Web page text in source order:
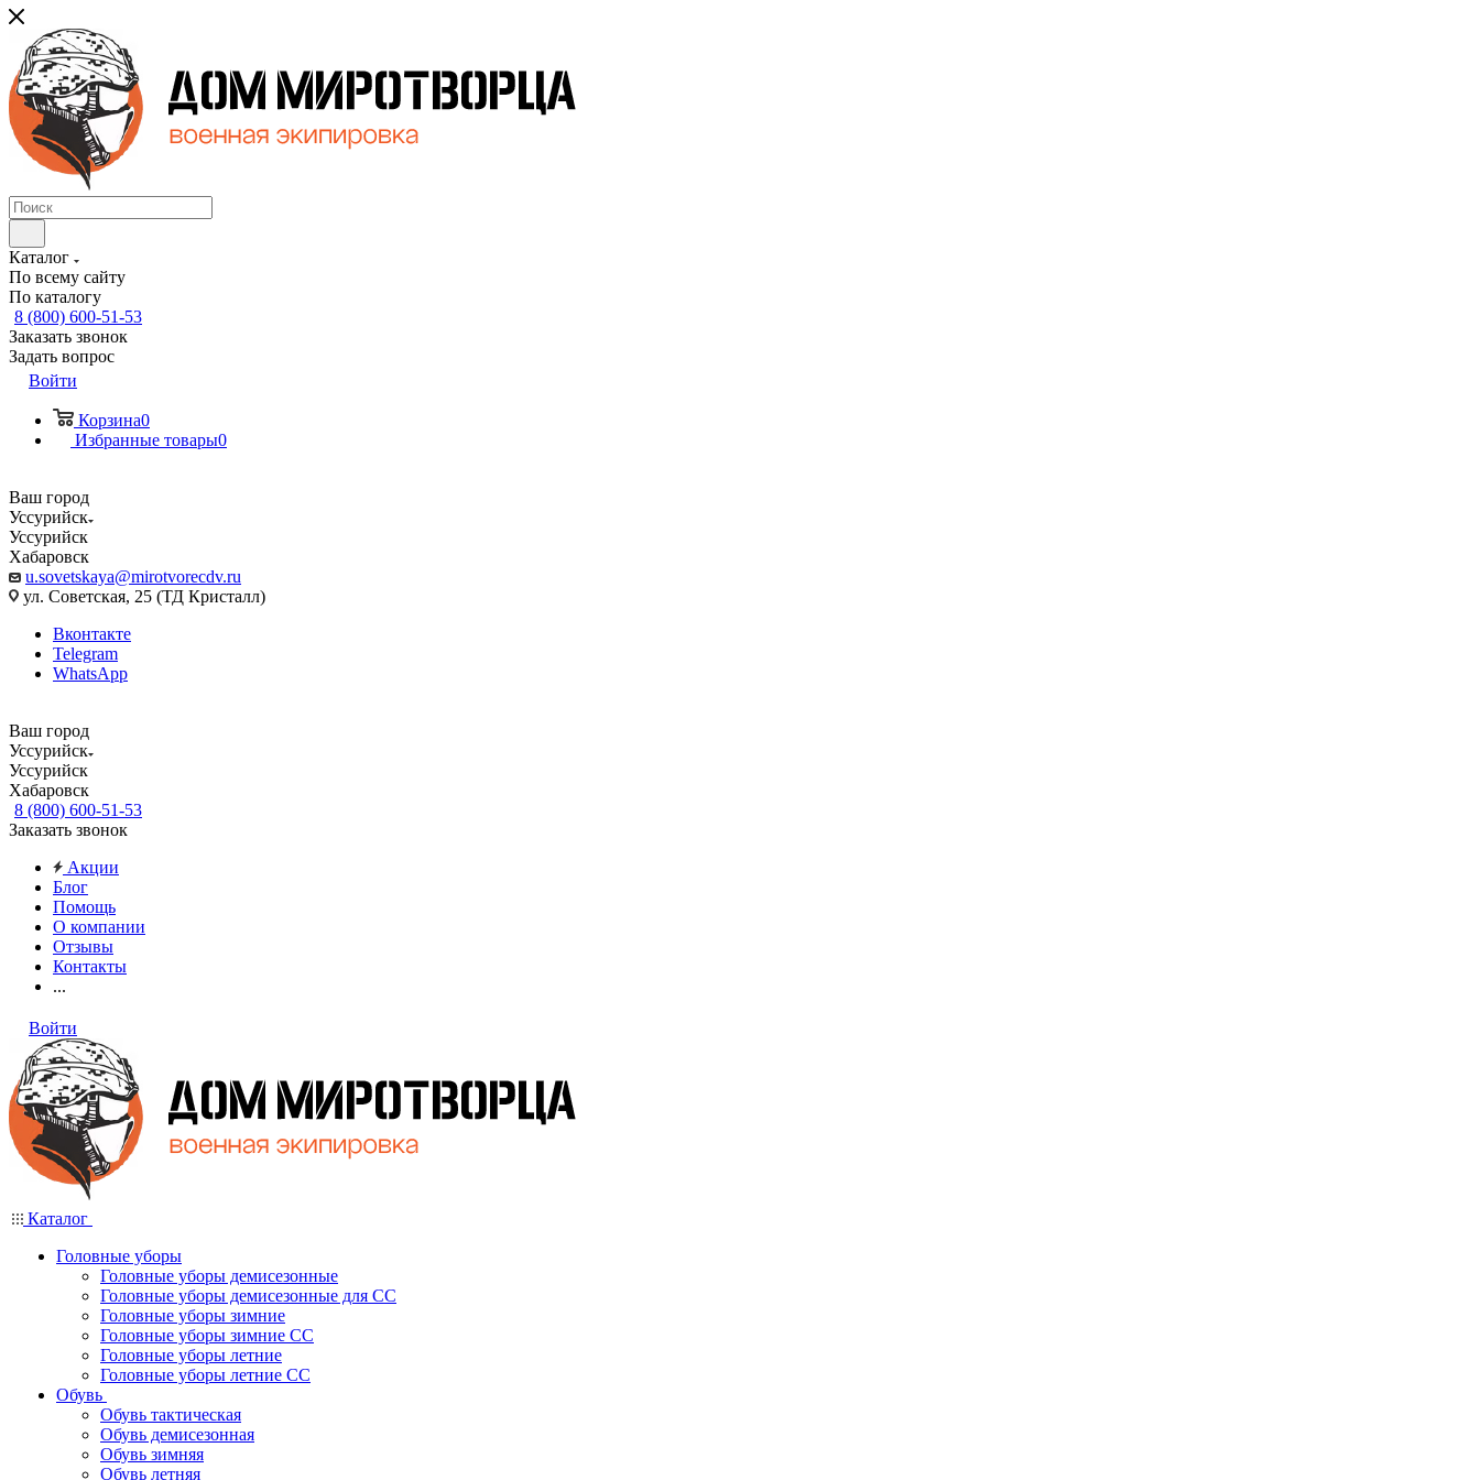
Каталог
По всему сайту
По каталогу
8 (800) 600-51-53
Заказать звонок
Задать вопрос
Войти
Корзина0
Избранные товары0
Ваш город
Уссурийск
Уссурийск
Хабаровск
u.sovetskaya@mirotvorecdv.ru
ул. Советская, 25 (ТД Кристалл)
Вконтакте
Telegram
WhatsApp
Ваш город
Уссурийск
Уссурийск
Хабаровск
8 (800) 600-51-53
Заказать звонок
Акции
Блог
Помощь
О компании
Отзывы
Контакты
...
Войти
Каталог
Головные уборы
Головные уборы демисезонные
Головные уборы демисезонные для СС
Головные уборы зимние
Головные уборы зимние СС
Головные уборы летние
Головные уборы летние СС
Обувь
Обувь тактическая
Обувь демисезонная
Обувь зимняя
Обувь летняя